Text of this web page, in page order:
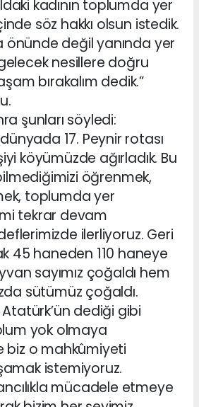
kadının toplumda yer
söz hakkı olsun istedik.
önünde değil yanında yer
nesillere doğru
bırakalım dedik.”
şunları söyledi:
17. Peynir rotası
köyümüzde ağırladık. Bu
öğrenmek,
toplumda yer
tekrar devam
ilerliyoruz. Geri
45 haneden 110 haneye
sayımız çoğaldı hem
sütümüz çoğaldı.
dediği gibi
yok olmaya
biz o mahkûmiyeti
istemiyoruz.
mücadele etmeye